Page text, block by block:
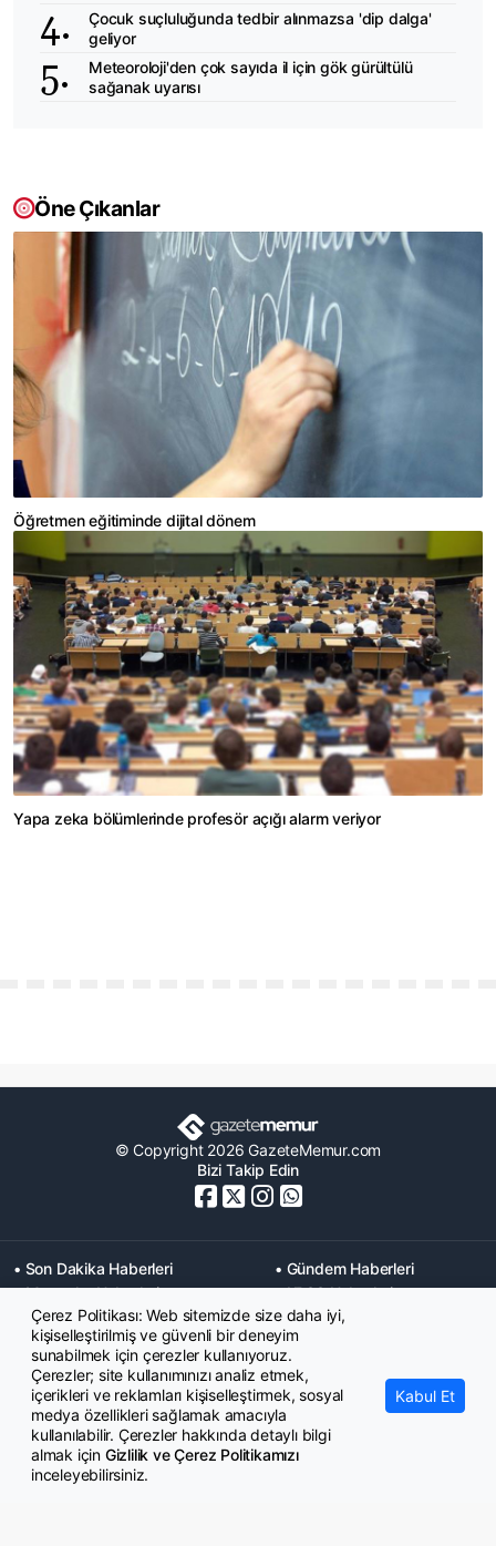
Çocuk suçluluğunda tedbir alınmazsa 'dip dalga'
geliyor
Meteoroloji'den çok sayıda il için gök gürültülü
sağanak uyarısı
Öne Çıkanlar
Öğretmen eğitiminde dijital dönem
Yapa zeka bölümlerinde profesör açığı alarm veriyor
© Copyright 2026 GazeteMemur.com
Bizi Takip Edin
• Son Dakika Haberleri
• Gündem Haberleri
• Memurlar Haberleri
• KPSS Haberleri
• Ekonomi Haberleri
• Eğitim Haberleri
• Yaşam Haberleri
• Maaş Verileri Haberleri
• Mahkeme Kararları
Haberleri
Çerez Politikası: Web sitemizde size daha iyi,
kişiselleştirilmiş ve güvenli bir deneyim
sunabilmek için çerezler kullanıyoruz.
Çerezler; site kullanımınızı analiz etmek,
içerikleri ve reklamları kişiselleştirmek, sosyal
medya özellikleri sağlamak amacıyla
kullanılabilir. Çerezler hakkında detaylı bilgi
almak için Gizlilik ve Çerez Politikamızı
inceleyebilirsiniz.
Kabul Et